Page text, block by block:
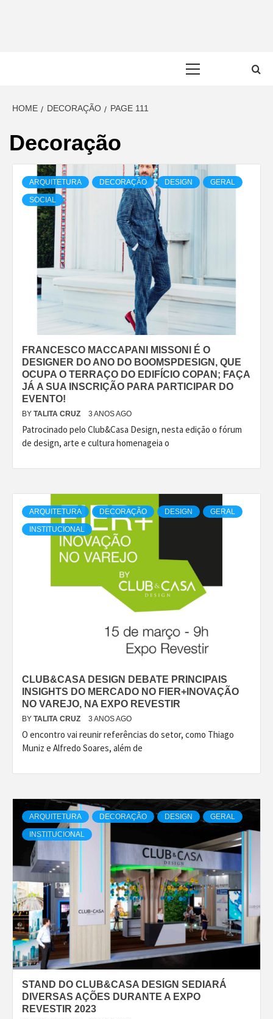
HOME DECORAÇÃO PAGE 111
Decoração
ARQUITETURA DECORAÇÃO DESIGN GERAL
SOCIAL
FRANCESCO MACCAPANI MISSONI É O
DESIGNER DO ANO DO BOOMSPDESIGN, QUE
OCUPA O TERRAÇO DO EDIFÍCIO COPAN; FAÇA
JÁ A SUA INSCRIÇÃO PARA PARTICIPAR DO
EVENTO!
BY TALITA CRUZ 3 ANOS AGO
Patrocinado pelo Club&Casa Design, nesta edição o fórum
de design, arte e cultura homenageia o
ARQUITETURA DECORAÇÃO DESIGN GERAL
INSTITUCIONAL
CLUB&CASA DESIGN DEBATE PRINCIPAIS
INSIGHTS DO MERCADO NO FIER+INOVAÇÃO
NO VAREJO, NA EXPO REVESTIR
BY TALITA CRUZ 3 ANOS AGO
O encontro vai reunir referências do setor, como Thiago
Muniz e Alfredo Soares, além de
ARQUITETURA DECORAÇÃO DESIGN GERAL
INSTITUCIONAL
STAND DO CLUB&CASA DESIGN SEDIARÁ
DIVERSAS AÇÕES DURANTE A EXPO
REVESTIR 2023